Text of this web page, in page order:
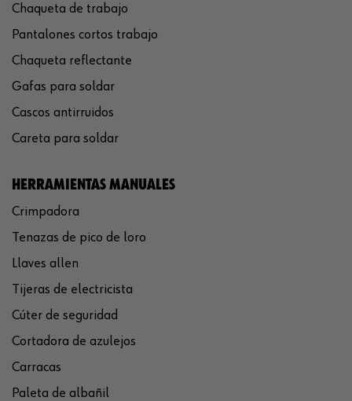
Chaqueta de trabajo
Pantalones cortos trabajo
Chaqueta reflectante
Gafas para soldar
Cascos antirruidos
Careta para soldar
HERRAMIENTAS MANUALES
Crimpadora
Tenazas de pico de loro
Llaves allen
Tijeras de electricista
Cúter de seguridad
Cortadora de azulejos
Carracas
Paleta de albañil